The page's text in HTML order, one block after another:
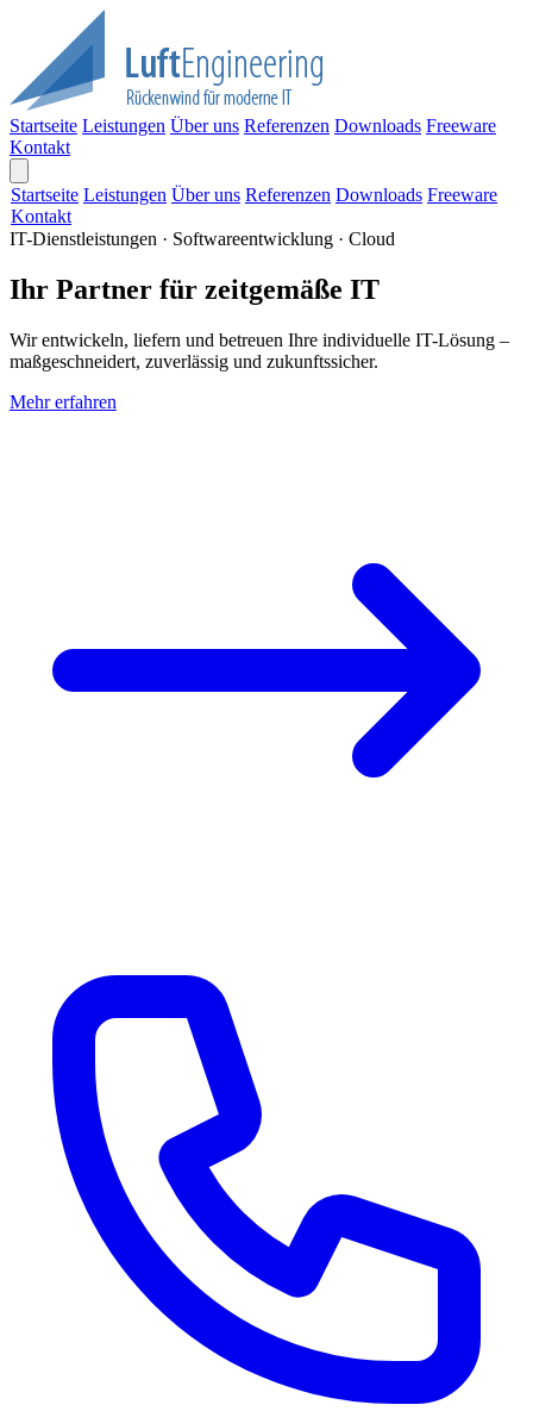
Startseite Leistungen Über uns Referenzen Downloads Freeware
Kontakt
Startseite Leistungen Über uns Referenzen Downloads Freeware
Kontakt
IT-Dienstleistungen · Softwareentwicklung · Cloud
Ihr Partner für zeitgemäße IT
Wir entwickeln, liefern und betreuen Ihre individuelle IT-Lösung –
maßgeschneidert, zuverlässig und zukunftssicher.
Mehr erfahren